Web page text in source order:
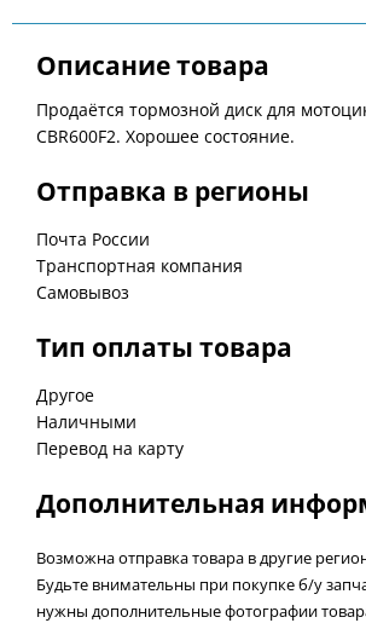
Описание товара
Продаётся тормозной диск для
CBR600F2. Хорошее состояние.
Отправка в регионы
Почта России
Транспортная компания
Самовывоз
Тип оплаты товара
Другое
Наличными
Перевод на карту
Дополнительная
Возможна отправка товара в другие
Будьте внимательны при покупке б/у
нужны дополнительные фотографии